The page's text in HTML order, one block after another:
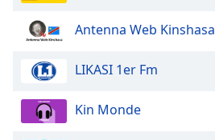
Antenna Web Kinshasa
LIKASI 1er Fm
Kin Monde